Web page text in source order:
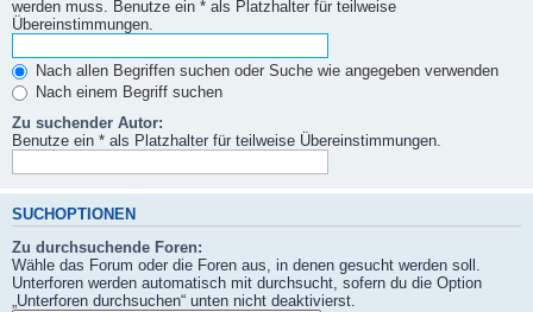
werden muss. Benutze ein * als Platzhalter für teilweise
Übereinstimmungen.
Nach allen Begriffen suchen oder Suche wie angegeben verwenden
Nach einem Begriff suchen
Zu suchender Autor:
Benutze ein * als Platzhalter für teilweise Übereinstimmungen.
SUCHOPTIONEN
Zu durchsuchende Foren:
Wähle das Forum oder die Foren aus, in denen gesucht werden soll.
Unterforen werden automatisch mit durchsucht, sofern du die Option
„Unterforen durchsuchen“ unten nicht deaktivierst.